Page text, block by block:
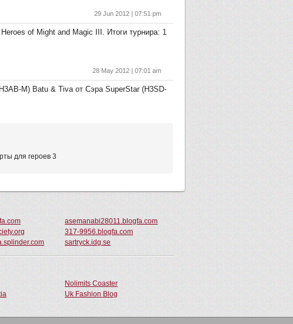
29 Jun 2012 | 07:51 pm
of Might and Magic III. Итоги турнира: 1
28 May 2012 | 07:01 am
M) Batu & Tiva от Сэра SuperStar (H3SD-
для героев 3
asemanabi28011.blogfa.com
317-9956.blogfa.com
sartryck.idg.se
Nolimits Coaster
Uk Fashion Blog